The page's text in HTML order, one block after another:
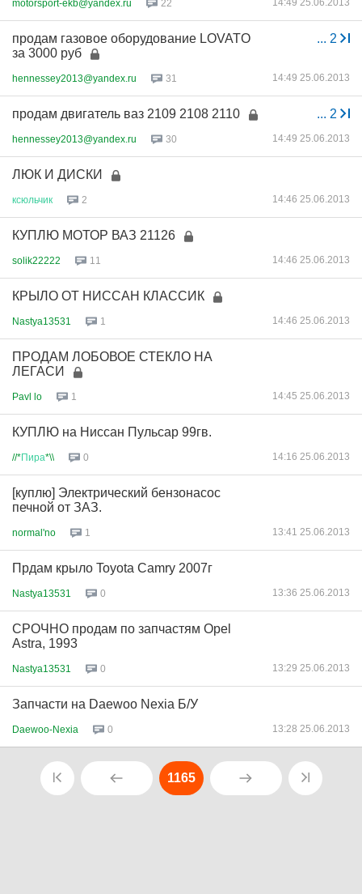
motorsport-ekb@yandex.ru 22 14:49 25.06.2013
... 2
продам газовое оборудование LOVATO
за 3000 руб
hennessey2013@yandex.ru 31 14:49 25.06.2013
... 2
продам двигатель ваз 2109 2108 2110
hennessey2013@yandex.ru 30 14:49 25.06.2013
ЛЮК И ДИСКИ
ксюльчик 2 14:46 25.06.2013
КУПЛЮ МОТОР ВАЗ 21126
solik22222 11 14:46 25.06.2013
КРЫЛО ОТ НИССАН КЛАССИК
Nastya13531 1 14:46 25.06.2013
ПРОДАМ ЛОБОВОЕ СТЕКЛО НА
ЛЕГАСИ
Pavl lo 1 14:45 25.06.2013
КУПЛЮ на Ниссан Пульсар 99гв.
//*Пира*\\ 0 14:16 25.06.2013
[куплю] Электрический бензонасос
печной от ЗАЗ.
normal'no 1 13:41 25.06.2013
Прдам крыло Toyota Camry 2007г
Nastya13531 0 13:36 25.06.2013
СРОЧНО продам по запчастям Opel
Astra, 1993
Nastya13531 0 13:29 25.06.2013
Запчасти на Daewoo Nexia Б/У
Daewoo-Nexia 0 13:28 25.06.2013
1165